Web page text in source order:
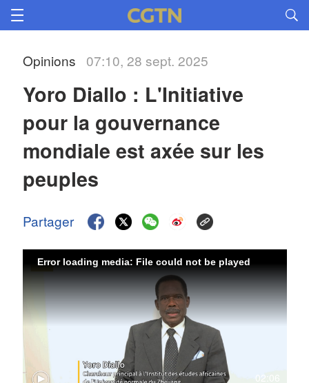
Opinions 07:10, 28 sept. 2025
Yoro Diallo : L'Initiative
pour la gouvernance
mondiale est axée sur les
peuples
Partager
Error loading media: File could not be played